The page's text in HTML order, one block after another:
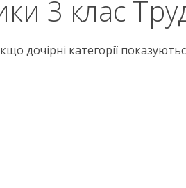
3 клас
дочірні категорії